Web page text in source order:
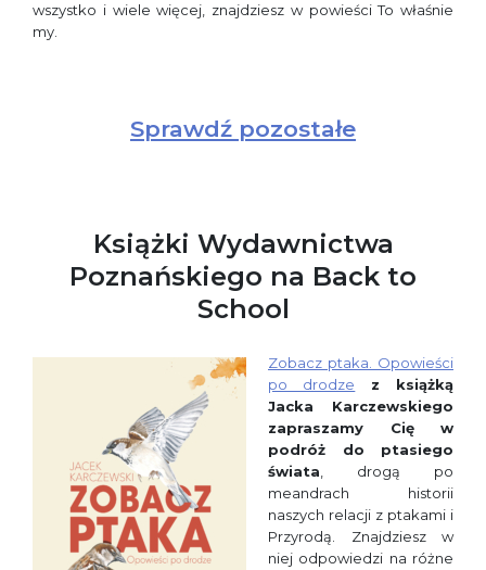
wszystko i wiele więcej, znajdziesz w powieści To właśnie
my.
Sprawdź pozostałe
Książki Wydawnictwa
Poznańskiego na Back to
School
Zobacz ptaka. Opowieści
po drodze
z książką
Jacka Karczewskiego
zapraszamy Cię w
podróż do ptasiego
świata, drogą po
meandrach historii
naszych relacji z ptakami i
Przyrodą. Znajdziesz w
niej odpowiedzi na różne